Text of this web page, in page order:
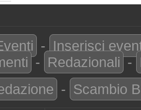
- Inserisci
- Redazionali -
- Scambio